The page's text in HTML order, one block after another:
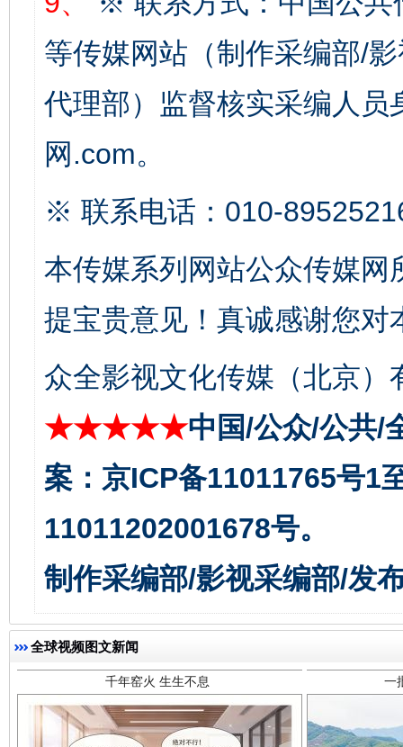
等传媒网站（制作采编部/
代理部）监督核实采编人员
网.com。
※ 联系电话：010-
本传媒系列网站公众传媒
提宝贵意见！真诚感谢您
众全影视文化传媒（北京）
★★★★★中国/公众/公共/
案：京ICP备11011765号1
11011202001678号。
制作采编部/影视采编部/发
全球视频图文新闻
完善运行机制助力责任有效落实
东山县通报“牛蛙产品抗生素超标问题”
千年窑火 生生不息